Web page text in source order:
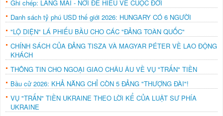
Ghi chép: LÀNG MAI - NƠI ĐỂ HIỂU VỀ CUỘC ĐỜI
Danh sách tỷ phú USD thế giới 2026: HUNGARY CÓ 6 NGƯỜI
"LỘ DIỆN" LÁ PHIẾU BẦU CHO CÁC "ĐẢNG TOÀN QUỐC"
CHÍNH SÁCH CỦA ĐẢNG TISZA VÀ MAGYAR PÉTER VỀ LAO ĐỘNG
KHÁCH
THÔNG TIN CHO NGOẠI GIAO CHÂU ÂU VỀ VỤ "TRẤN" TIỀN
Bầu cử 2026: KHẢ NĂNG CHỈ CÒN 5 ĐẢNG "THƯỢNG ĐÀI"!
VỤ "TRẤN" TIỀN UKRAINE THEO LỜI KỂ CỦA LUẬT SƯ PHÍA
UKRAINE